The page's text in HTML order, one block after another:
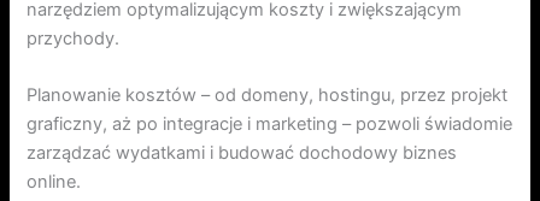
narzędziem optymalizującym koszty i zwiększającym
przychody.
Planowanie kosztów – od domeny, hostingu, przez projekt
graficzny, aż po integracje i marketing – pozwoli świadomie
zarządzać wydatkami i budować dochodowy biznes
online.